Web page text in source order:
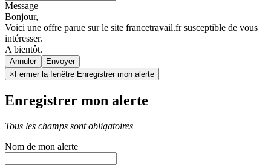
Message
Bonjour,
Voici une offre parue sur le site francetravail.fr susceptible de vous
intéresser.
A bientôt.
Annuler
× Fermer la fenêtre Enregistrer mon alerte
Enregistrer mon alerte
Tous les champs sont obligatoires
Nom de mon alerte